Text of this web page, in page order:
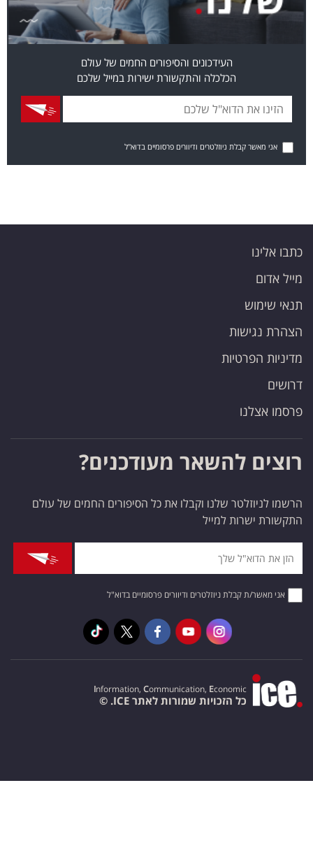
העידכונים והסיפורים החמים של עולם
הכלכלה והתקשורת ישירות במייל שלכם
אני מאשר קבלת ניוזלטרים ודיוורים פרסומיים בדוא"ל
כתבו אלינו
מייל אדום
תנאי שימוש
הצהרת נגישות
מדיניות הפרטיות
דרושים
פרסמו אצלנו
רוצים להשאר מעודכנים?
הרשמו לניוזלטר שלנו וקבלו את כל הסיפורים החמים של עולם
התקשורת ישרות למייל
אני מאשר/ת קבלת ניוזלטרים ודיוורים פרסומיים בדוא"ל
Information, Communication, Economic
כל הזכויות שמורות לאתר ICE. ©